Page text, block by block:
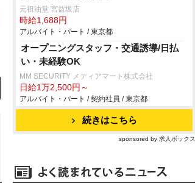
元祖油堂 宮益坂店
時給1,688円
アルバイト・パート / 東京都
オープニングスタッフ・交通誘導/日払
い・未経験OK
MM SECURITY メディアマート株式会社
日給1万2,500円～
アルバイト・パート / 契約社員 / 東京都
続きはこちら
sponsored by 求人ボックス